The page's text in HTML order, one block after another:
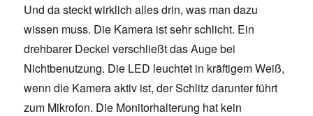
Und da steckt wirklich alles drin, was man dazu
wissen muss. Die Kamera ist sehr schlicht. Ein
drehbarer Deckel verschließt das Auge bei
Nichtbenutzung. Die LED leuchtet in kräftigem Weiß,
wenn die Kamera aktiv ist, der Schlitz darunter führt
zum Mikrofon. Die Monitorhalterung hat kein